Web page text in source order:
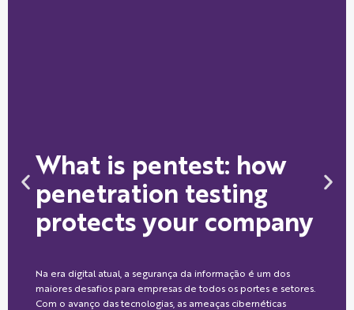
What is pentest: how
penetration testing
protects your company
Na era digital atual, a segurança da informação é um dos
maiores desafios para empresas de todos os portes e setores.
Com o avanço das tecnologias, as ameaças cibernéticas